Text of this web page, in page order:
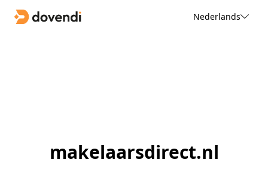
Nederlands
makelaarsdirect.nl